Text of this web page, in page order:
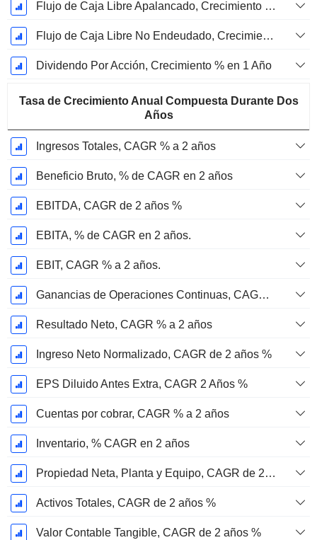
Flujo de Caja Libre Apalancado, Crecimiento de 1 Año %
Flujo de Caja Libre No Endeudado, Crecimiento de 1 Año %
Dividendo Por Acción, Crecimiento % en 1 Año
Tasa de Crecimiento Anual Compuesta Durante Dos
Años
Ingresos Totales, CAGR % a 2 años
Beneficio Bruto, % de CAGR en 2 años
EBITDA, CAGR de 2 años %
EBITA, % de CAGR en 2 años.
EBIT, CAGR % a 2 años.
Ganancias de Operaciones Continuas, CAGR % en 2 años
Resultado Neto, CAGR % a 2 años
Ingreso Neto Normalizado, CAGR de 2 años %
EPS Diluido Antes Extra, CAGR 2 Años %
Cuentas por cobrar, CAGR % a 2 años
Inventario, % CAGR en 2 años
Propiedad Neta, Planta y Equipo, CAGR de 2 años %
Activos Totales, CAGR de 2 años %
Valor Contable Tangible, CAGR de 2 años %